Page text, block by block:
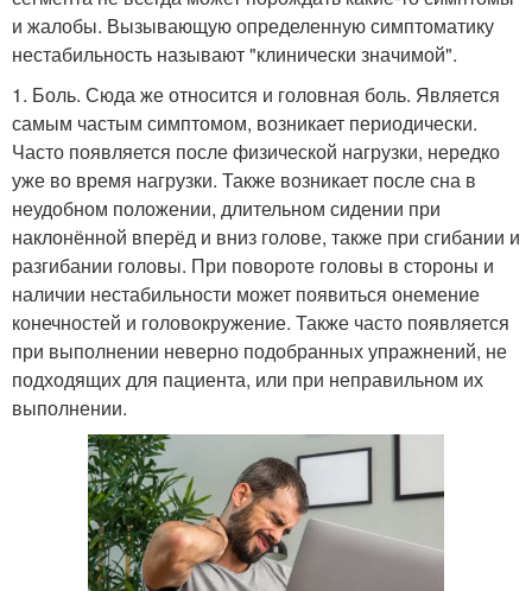
и жалобы. Вызывающую определенную симптоматику
нестабильность называют "клинически значимой".
1. Боль. Сюда же относится и головная боль. Является
самым частым симптомом, возникает периодически.
Часто появляется после физической нагрузки, нередко
уже во время нагрузки. Также возникает после сна в
неудобном положении, длительном сидении при
наклонённой вперёд и вниз голове, также при сгибании и
разгибании головы. При повороте головы в стороны и
наличии нестабильности может появиться онемение
конечностей и головокружение. Также часто появляется
при выполнении неверно подобранных упражнений, не
подходящих для пациента, или при неправильном их
выполнении.